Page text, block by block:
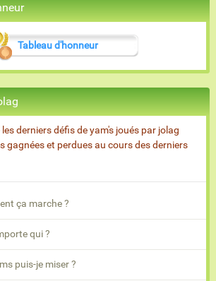
Tableau d'honneur
derniers défis de yam's joués par jolag
gagnées et perdues au cours des derniers
ça marche ?
qui ?
puis-je miser ?